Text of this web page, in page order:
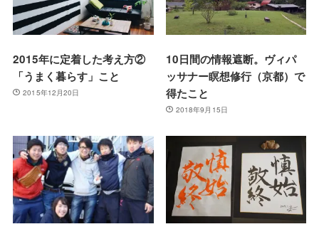
2015年に定着した考え方②
「うまく暮らす」こと
2015年12月20日
10日間の情報遮断。ヴィパ
ッサナー瞑想修行（京都）で
得たこと
2018年9月15日